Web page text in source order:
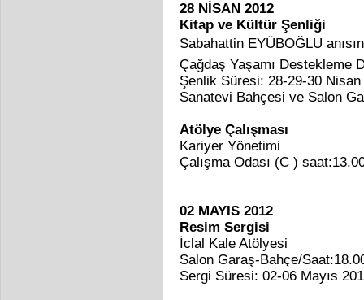
28 NİSAN 2012
Kitap ve Kültür Şenliği
Sabahattin EYÜBOĞLU
Çağdaş Yaşamı Destekleme
Şenlik Süresi: 28-29-30 Nisan
Sanatevi Bahçesi ve Salon
Atölye Çalışması
Kariyer Yönetimi
Çalışma Odası (C )
02 MAYIS 2012
Resim Sergisi
İclal Kale Atölyesi
Salon Garaş-Bahçe/
Sergi Süresi: 02-06 Mayıs